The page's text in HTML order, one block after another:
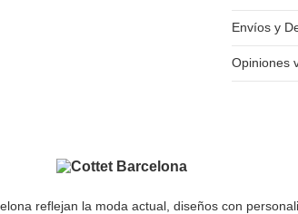
Envíos y
Opiniones
reflejan la moda actual, diseños con